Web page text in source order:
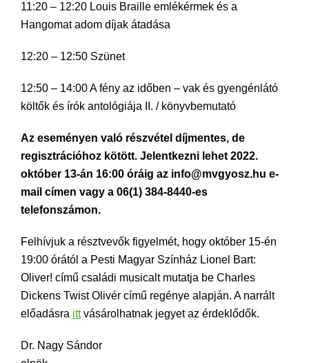
11:20 – 12:20 Louis Braille emlékérmek és a
Hangomat adom díjak átadása
12:20 – 12:50 Szünet
12:50 – 14:00 A fény az időben – vak és gyengénlátó
költők és írók antológiája II. / könyvbemutató
Az eseményen való részvétel díjmentes, de
regisztrációhoz kötött. Jelentkezni lehet 2022.
október 13-án 16:00 óráig az info@mvgyosz.hu e-
mail címen vagy a 06(1) 384-8440-es
telefonszámon.
Felhívjuk a résztvevők figyelmét, hogy október 15-én
19:00 órától a Pesti Magyar Színház Lionel Bart:
Oliver! című családi musicalt mutatja be Charles
Dickens Twist Olivér című regénye alapján. A narrált
előadásra ittvásárolhatnak jegyet az érdeklődők.
Dr. Nagy Sándor